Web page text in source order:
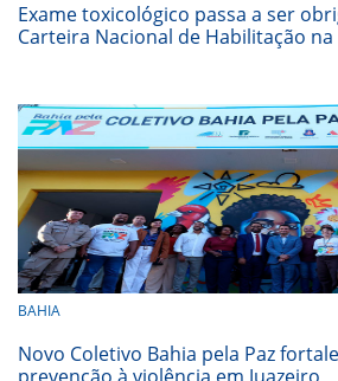
Exame toxicológico passa a ser
Carteira Nacional de Habilitação na
BAHIA
Novo Coletivo Bahia pela Paz